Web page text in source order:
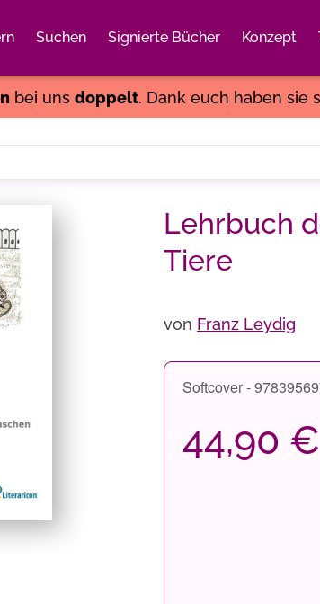
Suchen Signierte Bücher Konzept
bei uns doppelt. Dank euch haben sie
Lehrbuch
Tiere
von Franz Leydig
Softcover -
44,90 €